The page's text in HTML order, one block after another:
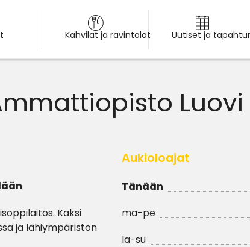
Kahvilat ja ravintolat Uutiset ja
Luovi
Kaksi
ja lähiympäristön
Aukioloajat
Tänään
ma-pe
la-su